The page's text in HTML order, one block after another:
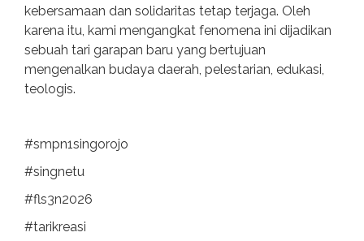
kebersamaan dan solidaritas tetap terjaga. Oleh
karena itu, kami mengangkat fenomena ini dijadikan
sebuah tari garapan baru yang bertujuan
mengenalkan budaya daerah, pelestarian, edukasi,
teologis.
#smpn1singorojo
#singnetu
#fls3n2026
#tarikreasi